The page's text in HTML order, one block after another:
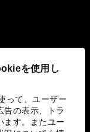
を使用し
って、ユーザー
告の表示、トラ
ます。またユー